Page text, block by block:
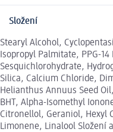
Složení
Stearyl Alcohol,
Isopropyl Palmitate, PPG-
Sesquichlorohydrate,
Silica, Calcium Chloride,
Helianthus Annuus Seed
BHT, Alpha-Isomethyl
Citronellol, Geraniol, Hexyl
Limonene, Linalool Složení